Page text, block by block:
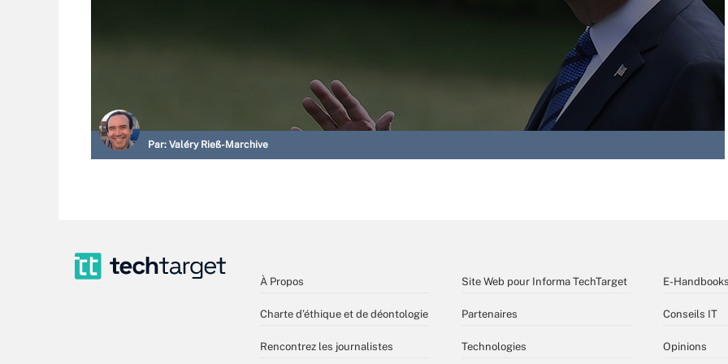
Par: Valéry Rieß-Marchive
À Propos
Charte d’éthique et de déontologie
Rencontrez les journalistes
Site Web pour Informa TechTarget
Partenaires
Technologies
E-
Conseils IT
Opinions